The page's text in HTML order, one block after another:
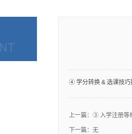
④ 学分转换 & 选课技巧
上一篇： ③ 入学注册等
下一篇：无